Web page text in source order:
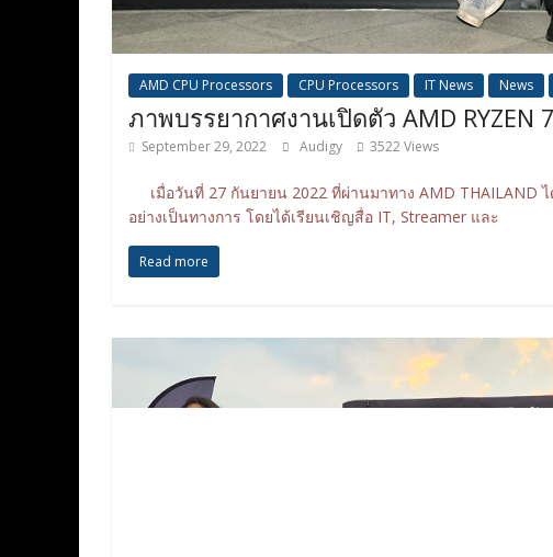
AMD CPU Processors CPU Processors IT News News
ภาพบรรยากาศงานเปิดตัว AMD RYZEN
September 29, 2022 Audigy 3522 Views
เมื่อวันที่ 27 กันยายน 2022 ที่ผ่านมาทาง AMD THAILAND ไ
อย่างเป็นทางการ โดยได้เรียนเชิญสื่อ IT, Streamer และ
Read more